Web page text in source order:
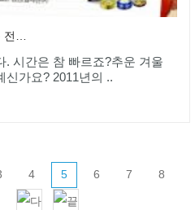
[미즈] 아내에게 사랑의 마음 전하기♡ 편지쓰기 이벤트
. 시간은 참 빠르죠?추운 겨울
신가요? 2011년의 ..
4 5 6 7 8